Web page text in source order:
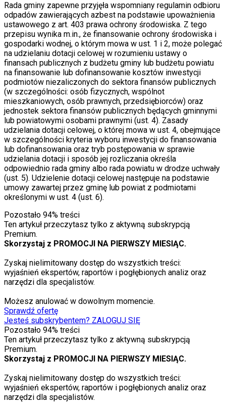
Rada gminy zapewne przyjęła wspomniany regulamin odbioru
odpadów zawierających azbest na podstawie upoważnienia
ustawowego z art. 403 prawa ochrony środowiska. Z tego
przepisu wynika m.in., że finansowanie ochrony środowiska i
gospodarki wodnej, o którym mowa w ust. 1 i 2, może polegać
na udzielaniu dotacji celowej w rozumieniu ustawy o
finansach publicznych z budżetu gminy lub budżetu powiatu
na finansowanie lub dofinansowanie kosztów inwestycji
podmiotów niezaliczonych do sektora finansów publicznych
(w szczególności: osób fizycznych, wspólnot
mieszkaniowych, osób prawnych, przedsiębiorców) oraz
jednostek sektora finansów publicznych będących gminnymi
lub powiatowymi osobami prawnymi (ust. 4). Zasady
udzielania dotacji celowej, o której mowa w ust. 4, obejmujące
w szczególności kryteria wyboru inwestycji do finansowania
lub dofinansowania oraz tryb postępowania w sprawie
udzielania dotacji i sposób jej rozliczania określa
odpowiednio rada gminy albo rada powiatu w drodze uchwały
(ust. 5). Udzielenie dotacji celowej następuje na podstawie
umowy zawartej przez gminę lub powiat z podmiotami
określonymi w ust. 4 (ust. 6).
Pozostało 94% treści
Ten artykuł przeczytasz tylko z aktywną subskrypcją
Premium.
Skorzystaj z PROMOCJI NA PIERWSZY MIESIĄC.
Zyskaj nielimitowany dostęp do wszystkich treści:
wyjaśnień ekspertów, raportów i pogłębionych analiz oraz
narzędzi dla specjalistów.
Możesz anulować w dowolnym momencie.
Sprawdź ofertę
Jesteś subskrybentem? ZALOGUJ SIĘ
Pozostało 94% treści
Ten artykuł przeczytasz tylko z aktywną subskrypcją
Premium.
Skorzystaj z PROMOCJI NA PIERWSZY MIESIĄC.
Zyskaj nielimitowany dostęp do wszystkich treści:
wyjaśnień ekspertów, raportów i pogłębionych analiz oraz
narzędzi dla specjalistów.